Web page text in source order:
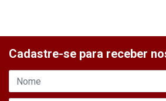
Cadastre-se para receber